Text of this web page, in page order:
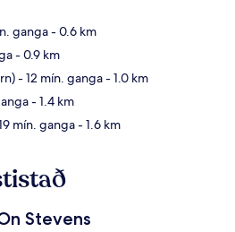
ganga- 0.6 km
- 0.9 km
- 12 mín. ganga- 1.0 km
- 1.4 km
mín. ganga- 1.6 km
Stevens